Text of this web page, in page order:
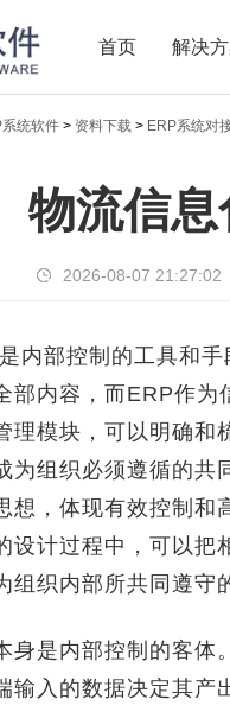
首页 解决
享商业价值
系统软件 > 资料下载 > ERP系统对
物流信
2026-08-07 21:27:02
部控制的工具和手
部内容，而ERP作
理模块，可以明确和
为组织必须遵循的共
想，体现有效控制
设计过程中，可以把
组织内部所共同遵守
是内部控制的客体
输入的数据决定其产